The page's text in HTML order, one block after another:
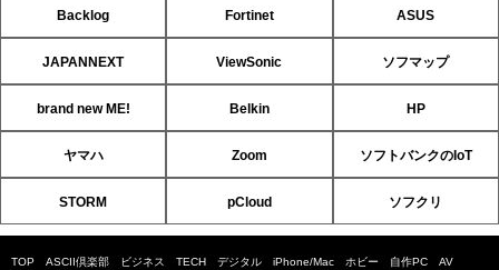
Backlog Fortinet ASUS
JAPANNEXT ViewSonic ソフマップ
brand new ME! Belkin HP
ヤマハ Zoom ソフトバンクのIoT
STORM pCloud ソフクリ
TOP ASCII倶楽部 ビジネス TECH デジタル iPhone/Mac ホビー 自作PC AV